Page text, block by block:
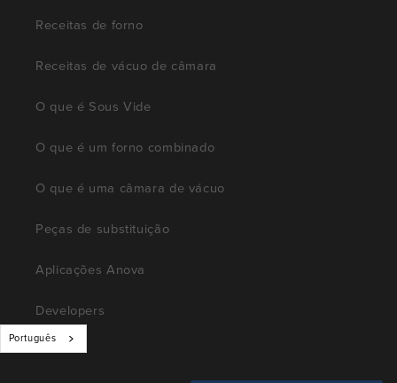
Receitas de forno
Receitas de vácuo de câmara
O que é Sous Vide
O que é um forno combinado
O que é uma câmara de vácuo
Peças de substituição
Aplicações Anova
Developers
Português